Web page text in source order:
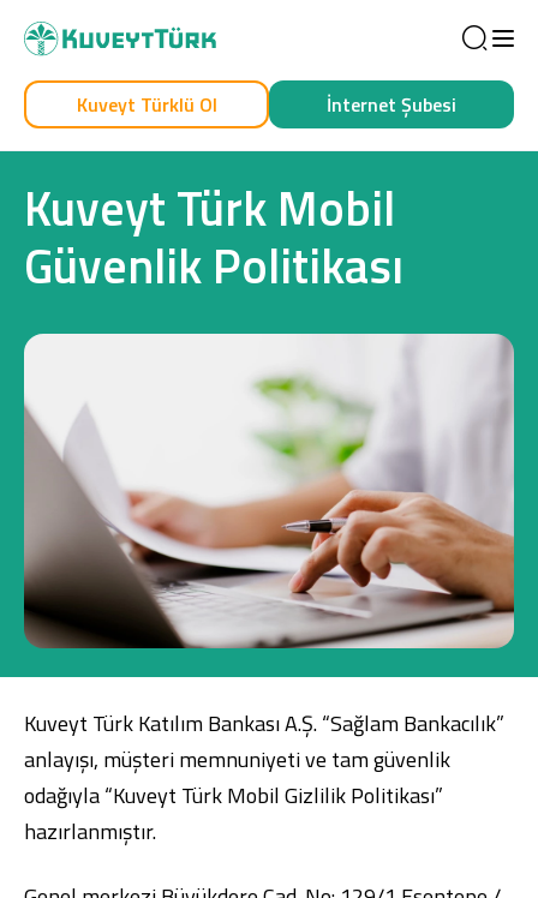
Kendim İçin İşim İçin
Sağlam Kart
Araç Finansmanı
Konut Finansmanı
Yatırım Fonları
Ticari Kartlar
Tarım Finansmanı
Kuveyt Türklü Ol İnternet Şubesi
Kuveyt Türk Mobil
Güvenlik Politikası
Kuveyt Türk Katılım Bankası A.Ş. “Sağlam Bankacılık”
anlayışı, müşteri memnuniyeti ve tam güvenlik
odağıyla “Kuveyt Türk Mobil Gizlilik Politikası”
hazırlanmıştır.